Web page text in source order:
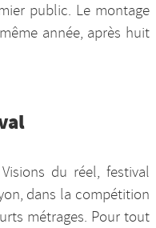
public. Le montage
année, après huit
du réel, festival
dans la compétition
métrages. Pour tout